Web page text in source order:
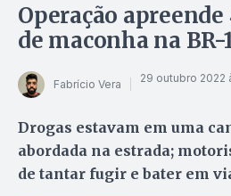
Operação
de maconha na BR-
Fabrício Vera 29 outubro 2022
Drogas estavam em uma
abordada na estrada;
de tantar fugir e bater em